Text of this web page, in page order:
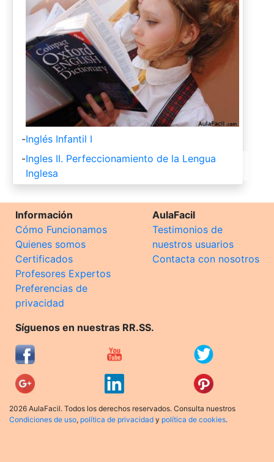
-Inglés Infantil I
-Ingles II. Perfeccionamiento de la Lengua
Inglesa
Información
Cómo Funcionamos
Quienes somos
Certificados
Profesores Expertos
Preferencias de
privacidad
AulaFacil
Testimonios de
nuestros usuarios
Contacta con nosotros
Síguenos en nuestras RR.SS.
2026 AulaFacil. Todos los derechos reservados. Consulta nuestros
Condiciones de uso, política de privacidad y política de cookies.